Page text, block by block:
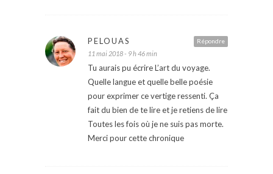
Répondre
PELOUAS
11 mai 2018 - 9 h 46 min
Tu aurais pu écrire L’art du voyage.
Quelle langue et quelle belle poésie
pour exprimer ce vertige ressenti. Ça
fait du bien de te lire et je retiens de lire
Toutes les fois où je ne suis pas morte.
Merci pour cette chronique